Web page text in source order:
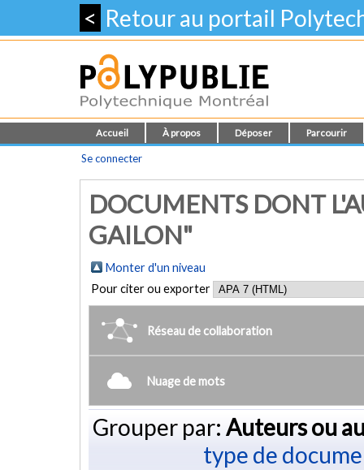
< Retour au portail
Accueil À propos Déposer Parcourir
Se connecter
DOCUMENTS DONT
GAILON"
Monter d'un niveau
Pour citer ou exporter
Réseau de collaboration
Nuage de mots
Grouper par: Auteurs ou
type de